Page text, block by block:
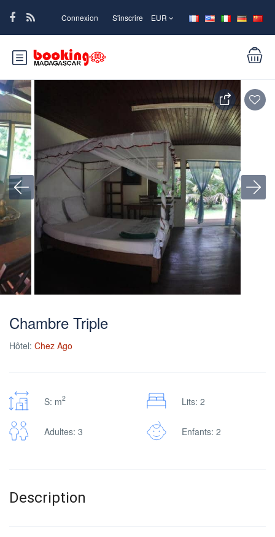
Connexion S'inscrire EUR
Chambre Triple
Hôtel: Chez Ago
S: m2 Lits: 2
Adultes: 3 Enfants: 2
Description